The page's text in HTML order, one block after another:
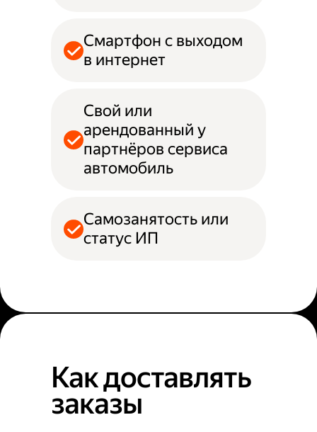
Смартфон с выходом
в интернет
Свой или
арендованный у
партнёров сервиса
автомобиль
Самозанятость или
статус ИП
Как доставлять
заказы